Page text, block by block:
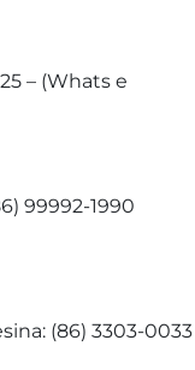
– (Whats e
99992-1990
(86) 3303-0033